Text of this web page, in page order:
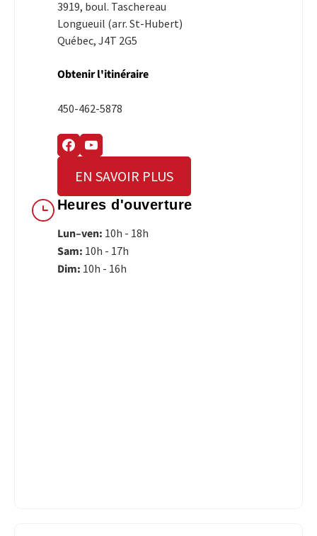
3919, boul. Taschereau
Longueuil (arr. St-Hubert)
Québec, J4T 2G5
Obtenir l'itinéraire
450-462-5878
EN SAVOIR PLUS
Heures d'ouverture
Lun–ven: 10h - 18h
Sam: 10h - 17h
Dim: 10h - 16h